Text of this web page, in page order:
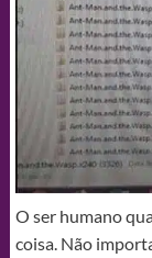
O ser humano
coisa. Não